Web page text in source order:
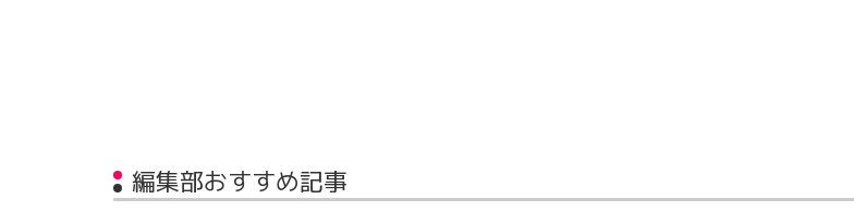
編集部おすすめ記事